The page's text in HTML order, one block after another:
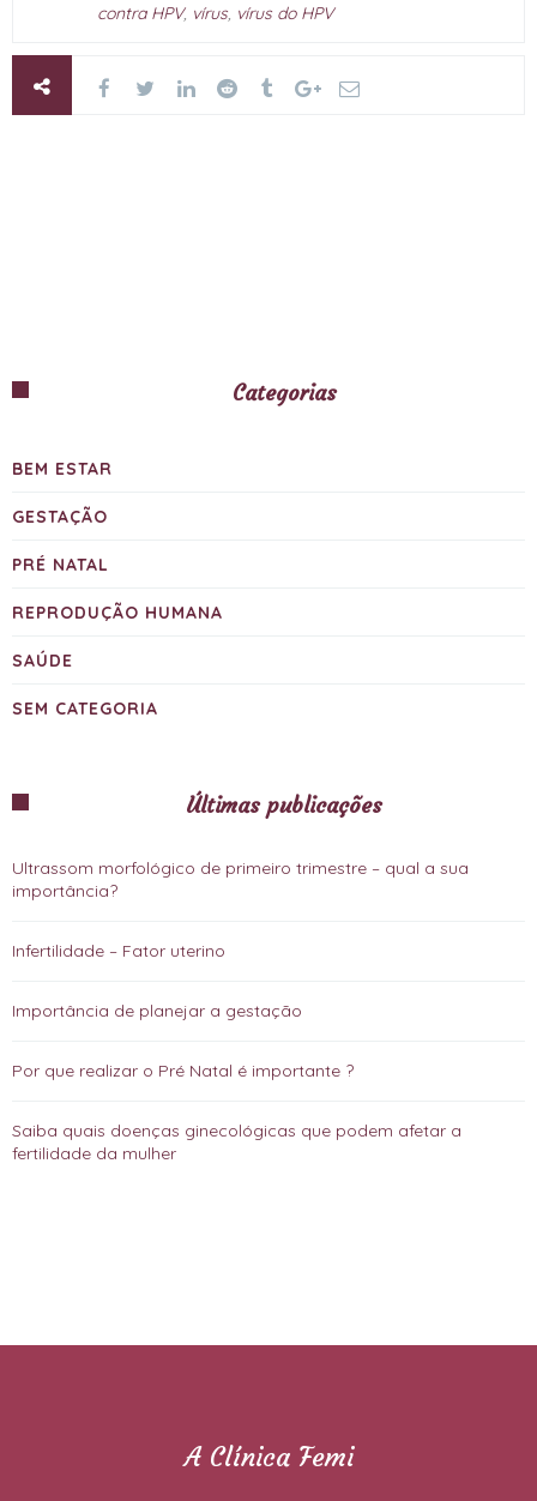
contra HPV, vírus, vírus do HPV
Categorias
BEM ESTAR
GESTAÇÃO
PRÉ NATAL
REPRODUÇÃO HUMANA
SAÚDE
SEM CATEGORIA
Últimas publicações
Ultrassom morfológico de primeiro trimestre – qual a sua
importância?
Infertilidade – Fator uterino
Importância de planejar a gestação
Por que realizar o Pré Natal é importante ?
Saiba quais doenças ginecológicas que podem afetar a
fertilidade da mulher
A Clínica Femi